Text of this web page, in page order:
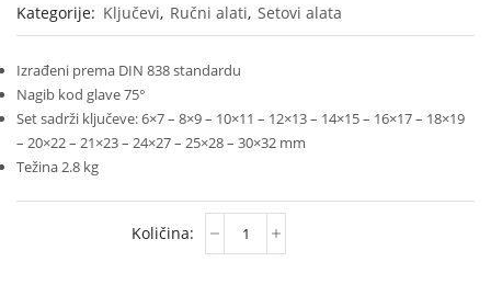
Kategorije: Ključevi, Ručni alati, Setovi alata
Izrađeni prema DIN 838 standardu
Nagib kod glave 75°
Set sadrži ključeve: 6×7 – 8×9 – 10×11 – 12×13 – 14×15 – 16×17 – 18×19
– 20×22 – 21×23 – 24×27 – 25×28 – 30×32 mm
Težina 2.8 kg